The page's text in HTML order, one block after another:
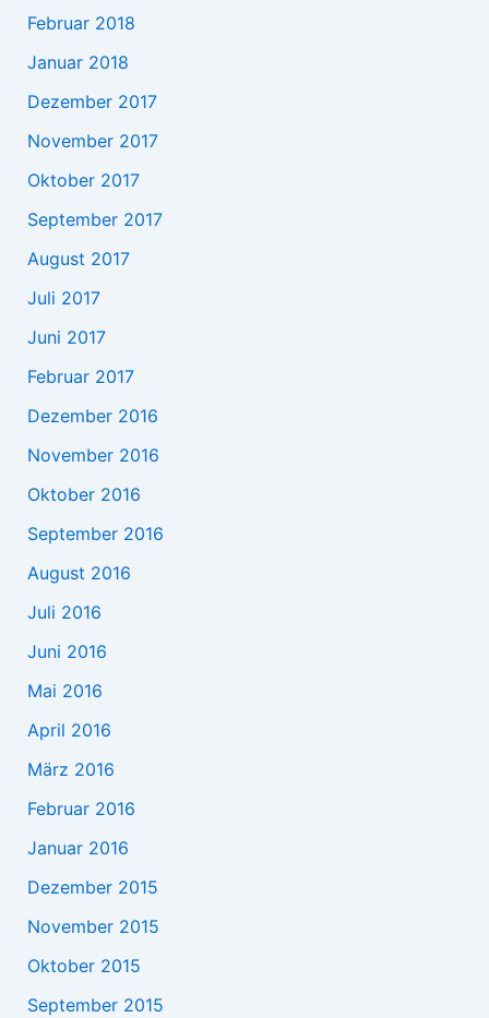
Februar 2018
Januar 2018
Dezember 2017
November 2017
Oktober 2017
September 2017
August 2017
Juli 2017
Juni 2017
Februar 2017
Dezember 2016
November 2016
Oktober 2016
September 2016
August 2016
Juli 2016
Juni 2016
Mai 2016
April 2016
März 2016
Februar 2016
Januar 2016
Dezember 2015
November 2015
Oktober 2015
September 2015